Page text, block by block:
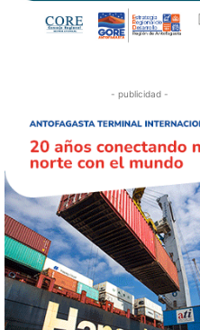
- publicidad -